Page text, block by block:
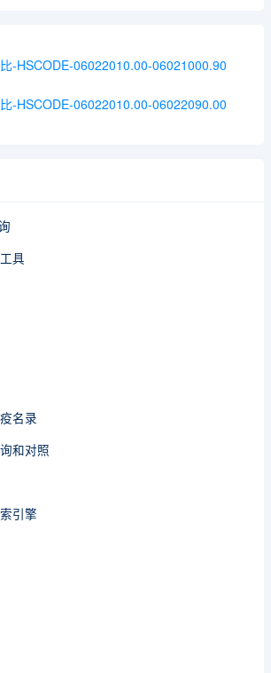
-HSCODE-06022010.00-06021000.90
-HSCODE-06022010.00-06022090.00
具
名录
和对照
引擎